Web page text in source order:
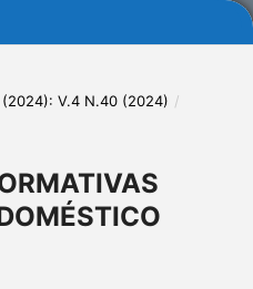
V.4 N.40 (2024) /